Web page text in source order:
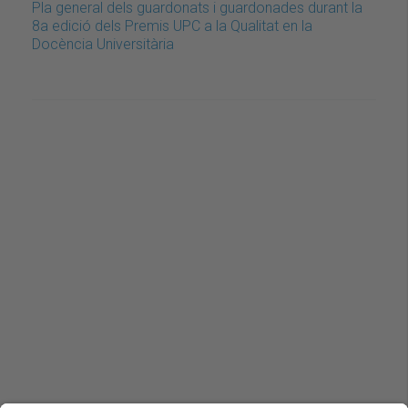
Pla general dels guardonats i guardonades durant la
8a edició dels Premis UPC a la Qualitat en la
Docència Universitària